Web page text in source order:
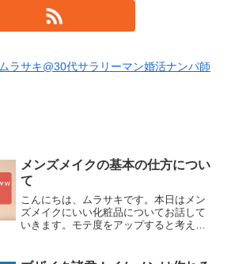
ムラサキ@30代サラリーマン婚活ナンパ師
メンズメイクの基本の仕方につい
て
こんにちは、ムラサキです。本日はメン
ズメイクにいい化粧品についてお話して
いきます。モテ度をアップすると考えた